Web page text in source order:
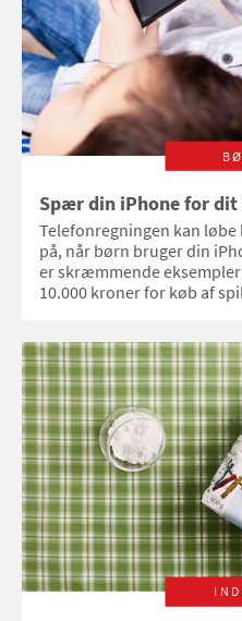
Spær din iPhone for dit
Telefonregningen kan
på, når børn bruger din
er skræmmende
10.000 kroner for køb af spil